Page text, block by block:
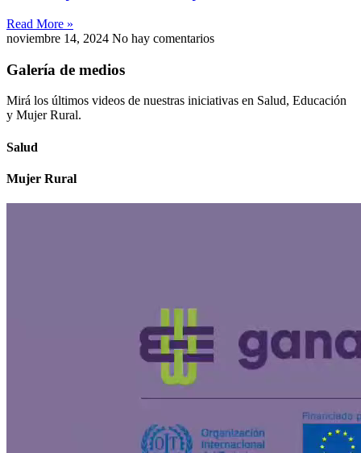
Read More »
noviembre 14, 2024 No hay comentarios
Galería de medios
Mirá los últimos videos de nuestras iniciativas en Salud, Educación
y Mujer Rural.
Salud
Mujer Rural